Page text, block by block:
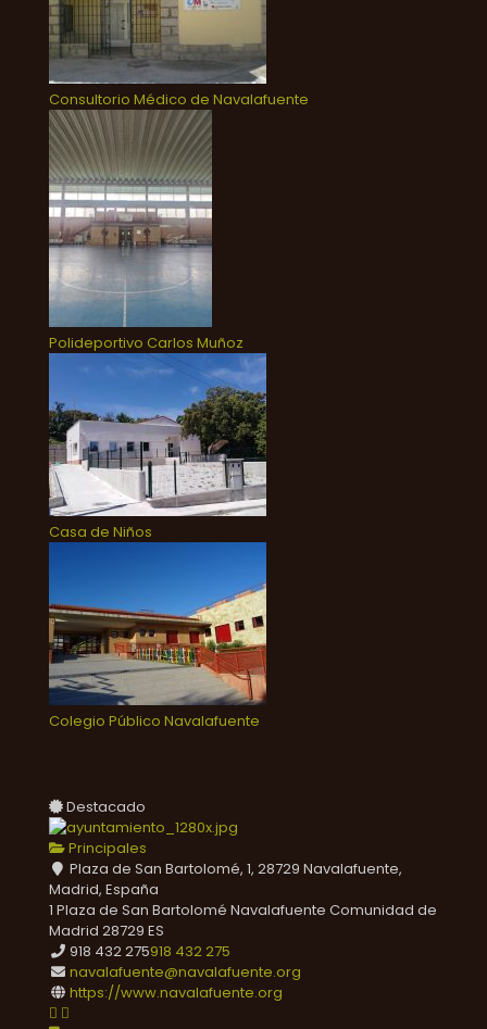
Consultorio Médico de Navalafuente
Polideportivo Carlos Muñoz
Casa de Niños
Colegio Público Navalafuente
Destacado
Principales
Plaza de San Bartolomé, 1, 28729 Navalafuente,
Madrid, España
1 Plaza de San Bartolomé Navalafuente Comunidad de
Madrid 28729 ES
918 432 275918 432 275
navalafuente@navalafuente.org
https://www.navalafuente.org